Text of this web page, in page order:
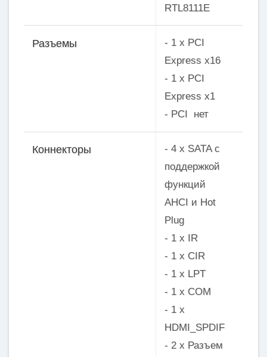
RTL8111E
Разъемы
- 1 x PCI
Express x16
- 1 x PCI
Express x1
- PCI нет
Коннекторы
- 4 x SATA с
поддержкой
функций
AHCI и Hot
Plug
- 1 x IR
- 1 x CIR
- 1 x LPT
- 1 x COM
- 1 x
HDMI_SPDIF
- 2 x Разъем